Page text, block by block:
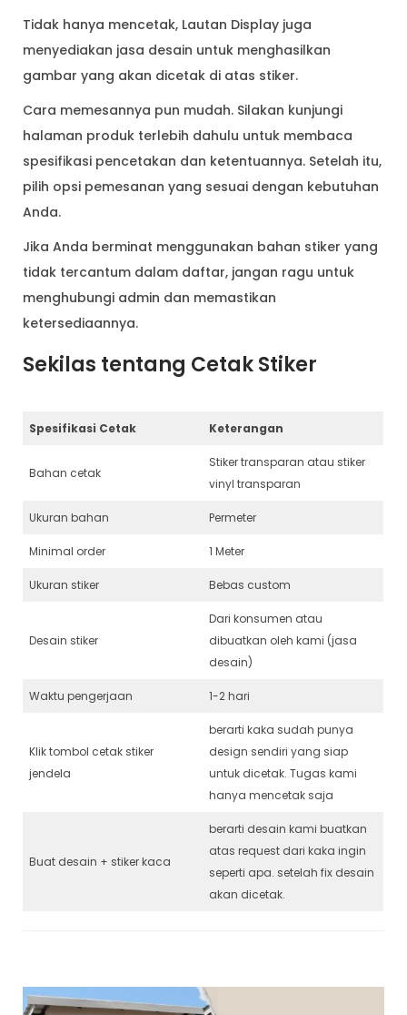
Tidak hanya mencetak, Lautan Display juga
menyediakan jasa desain untuk menghasilkan
gambar yang akan dicetak di atas stiker.
Cara memesannya pun mudah. Silakan kunjungi
halaman produk terlebih dahulu untuk membaca
spesifikasi pencetakan dan ketentuannya. Setelah itu,
pilih opsi pemesanan yang sesuai dengan kebutuhan
Anda.
Jika Anda berminat menggunakan bahan stiker yang
tidak tercantum dalam daftar, jangan ragu untuk
menghubungi admin dan memastikan
ketersediaannya.
Sekilas tentang Cetak Stiker
Spesifikasi Cetak Keterangan
Bahan cetak
Stiker transparan atau stiker
vinyl transparan
Ukuran bahan Permeter
Minimal order 1 Meter
Ukuran stiker Bebas custom
Desain stiker
Dari konsumen atau
dibuatkan oleh kami (jasa
desain)
Waktu pengerjaan 1-2 hari
Klik tombol cetak stiker
jendela
berarti kaka sudah punya
design sendiri yang siap
untuk dicetak. Tugas kami
hanya mencetak saja
Buat desain + stiker kaca
berarti desain kami buatkan
atas request dari kaka ingin
seperti apa. setelah fix desain
akan dicetak.